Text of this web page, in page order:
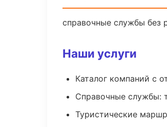
справочные службы без
Наши услуги
Каталог компаний с
Справочные службы:
Туристические